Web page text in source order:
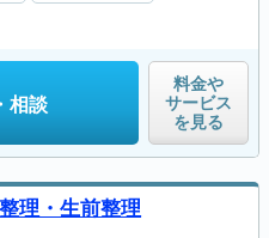
相談
料金や
サービス
を見る
理・生前整理